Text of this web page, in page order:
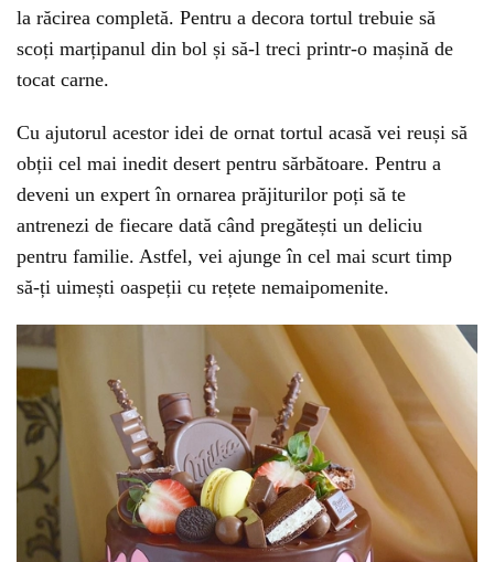
la răcirea completă. Pentru a decora tortul trebuie să
scoți marțipanul din bol și să-l treci printr-o mașină de
tocat carne.
Cu ajutorul acestor idei de ornat tortul acasă vei reuși să
obții cel mai inedit desert pentru sărbătoare. Pentru a
deveni un expert în ornarea prăjiturilor poți să te
antrenezi de fiecare dată când pregătești un deliciu
pentru familie. Astfel, vei ajunge în cel mai scurt timp
să-ți uimești oaspeții cu rețete nemaipomenite.